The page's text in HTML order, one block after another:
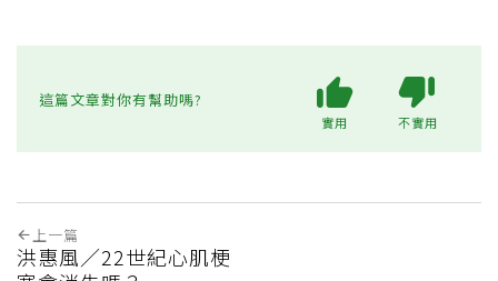
這篇文章對你有幫助嗎?
實用 不實用
上一篇
洪惠風／22世紀心肌梗